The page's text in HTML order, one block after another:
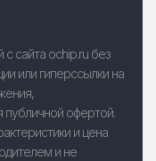
сайта ochip.ru без
или гиперссылки на
публичной офертой.
и цена
и не